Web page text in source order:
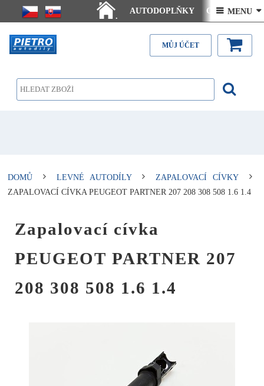
.
AUTODOPLŇKY Ceny doručení
Články - návody Kontakt
 MENU 
MŮJ ÚČET
DOMŮ LEVNÉ AUTODÍLY
ZAPALOVACÍ CÍVKY
ZAPALOVACÍ CÍVKA PEUGEOT PARTNER 207 208 308 508 1.6 1.4
Zapalovací cívka
PEUGEOT PARTNER 207
208 308 508 1.6 1.4